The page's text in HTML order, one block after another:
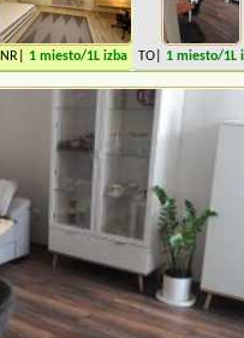
NR| 1 miesto/1L izba TO| 1 miesto/1L